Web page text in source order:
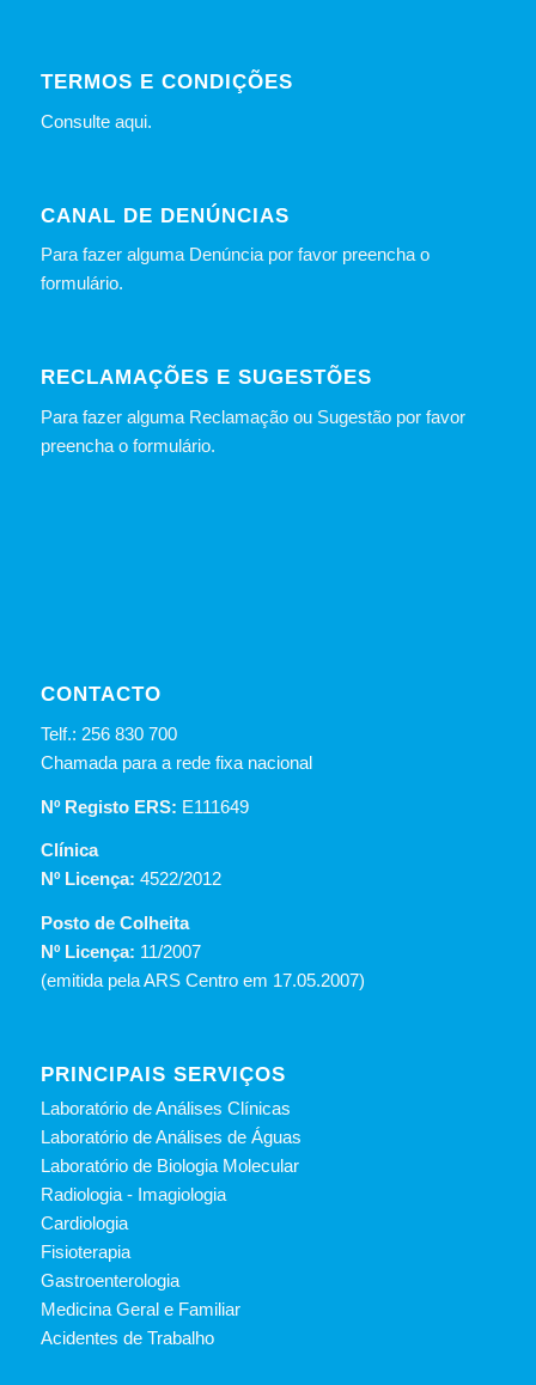
TERMOS E CONDIÇÕES
Consulte aqui.
CANAL DE DENÚNCIAS
Para fazer alguma Denúncia por favor preencha o
formulário.
RECLAMAÇÕES E SUGESTÕES
Para fazer alguma Reclamação ou Sugestão por favor
preencha o formulário.
CONTACTO
Telf.: 256 830 700
Chamada para a rede fixa nacional
Nº Registo ERS: E111649
Clínica
Nº Licença: 4522/2012
Posto de Colheita
Nº Licença: 11/2007
(emitida pela ARS Centro em 17.05.2007)
PRINCIPAIS SERVIÇOS
Laboratório de Análises Clínicas
Laboratório de Análises de Águas
Laboratório de Biologia Molecular
Radiologia - Imagiologia
Cardiologia
Fisioterapia
Gastroenterologia
Medicina Geral e Familiar
Acidentes de Trabalho